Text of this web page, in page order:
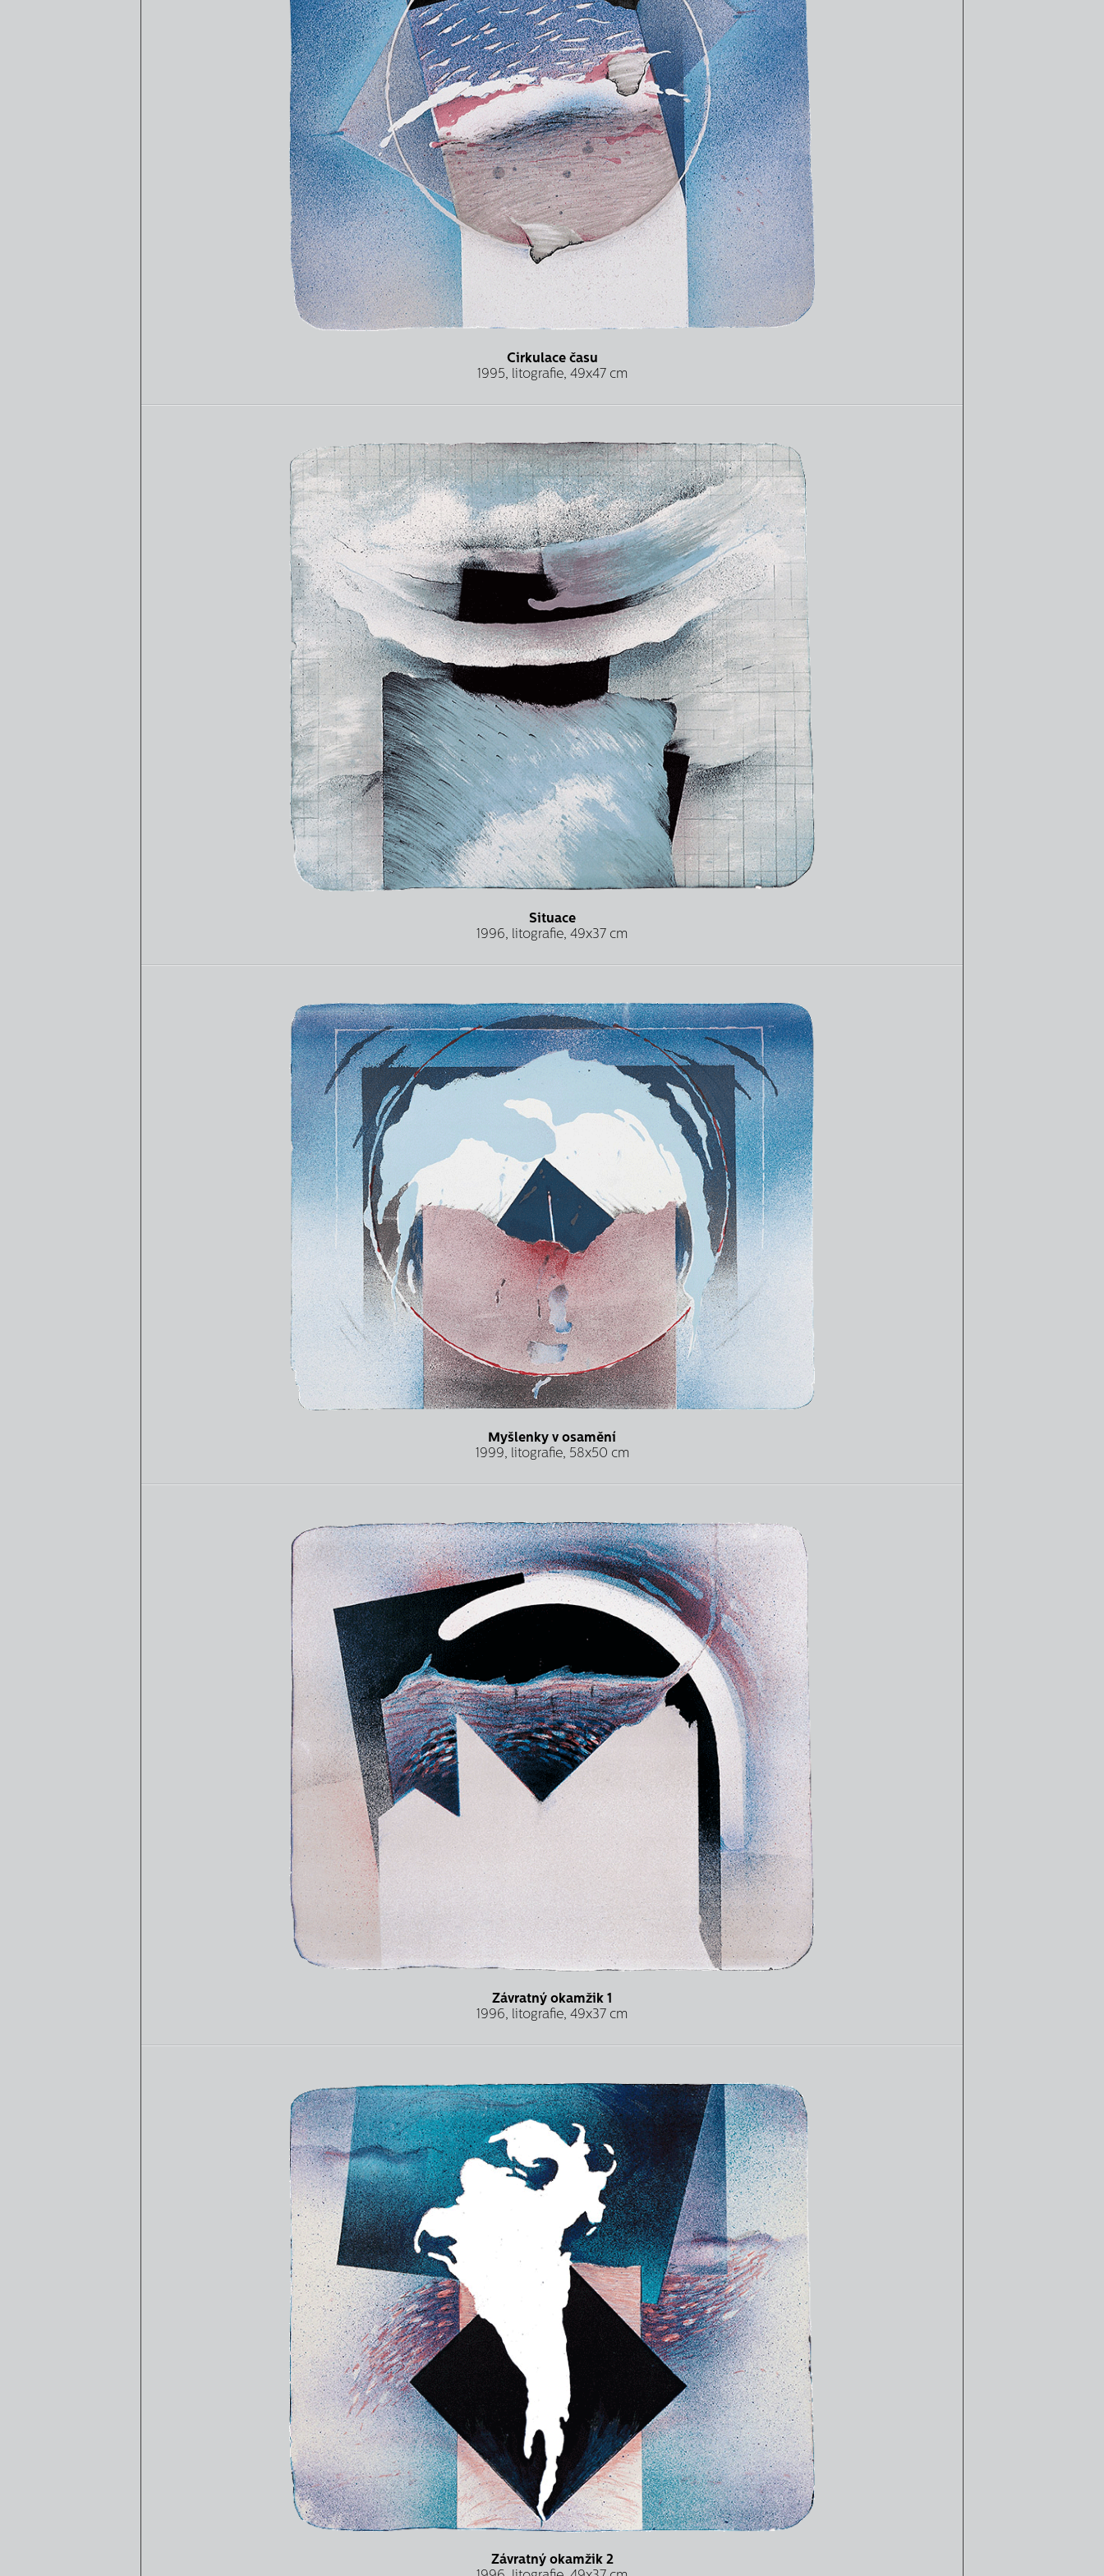
Cirkulace času
1995, litografie, 49x47 cm
Situace
1996, litografie, 49x37 cm
Myšlenky v osamění
1999, litografie, 58x50 cm
Závratný okamžik 1
1996, litografie, 49x37 cm
Závratný okamžik 2